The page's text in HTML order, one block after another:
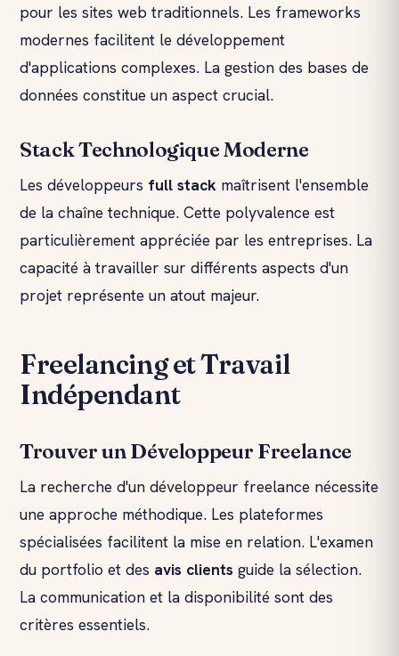
pour les sites web traditionnels. Les frameworks
modernes facilitent le développement
d'applications complexes. La gestion des bases de
données constitue un aspect crucial.
Stack Technologique Moderne
Les développeurs full stack maîtrisent l'ensemble
de la chaîne technique. Cette polyvalence est
particulièrement appréciée par les entreprises. La
capacité à travailler sur différents aspects d'un
projet représente un atout majeur.
Freelancing et Travail
Indépendant
Trouver un Développeur Freelance
La recherche d'un développeur freelance nécessite
une approche méthodique. Les plateformes
spécialisées facilitent la mise en relation. L'examen
du portfolio et des avis clients guide la sélection.
La communication et la disponibilité sont des
critères essentiels.